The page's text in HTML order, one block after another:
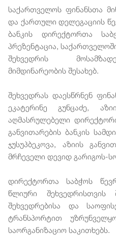
საქართველოს ფინანსთა
და ქართული დელეგაციის
ბანკის დირექტორთა
პრეზენტაცია,
შეხვედრის
მიმდინარეობის შესახებ.
შეხვედრას დაესწრნენ
ეკატერინე გუნცაძე,
აღმასრულებელი
განვითარების ბანკის
ჯუსუპბეკოვა, აზიის
მრჩეველი დევიდ გარიგოს-
დირექტორთა საბჭოს
წლიური შეხვედრისთვის
შეხვედრებისა და
ტრანსპორტით
საორგანიზაციო საკითხებს.